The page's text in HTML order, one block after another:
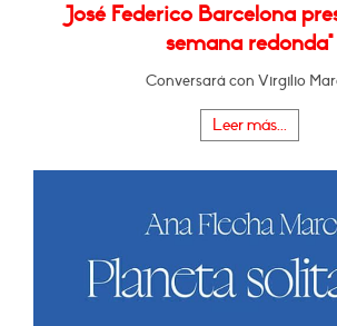
José Federico Barcelona
semana redonda"
Conversará con Virgilio
Leer más...